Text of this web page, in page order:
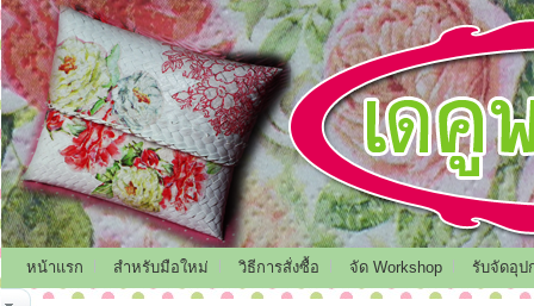
หน้าแรก สำหรับมือใหม่ วิธีการสั่งซื้อ จัด Workshop รับจัดอุป